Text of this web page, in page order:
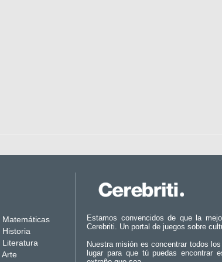
Matemáticas
Historia
Literatura
Arte
Estamos convencidos de que la
Cerebriti. Un portal de juegos sobre
Nuestra misión es concentrar todos
lugar para que tú puedas encontrar